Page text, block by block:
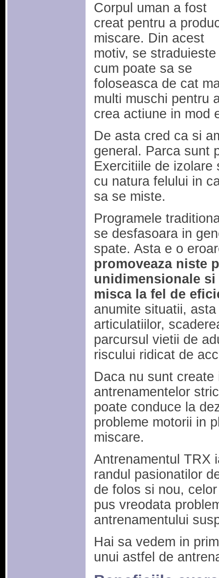
Corpul uman a fost
creat pentru a
miscare. Din acest
motiv, se straduieste
cum poate sa se
foloseasca de cat
multi muschi pentru
crea actiune in mod
De asta cred ca si
general. Parca sunt
Exercitiile de izolare
cu natura felului in
sa se miste.
Programele
se desfasoara in
spate. Asta e o
promoveaza niste
unidimensionale si
misca la fel de
anumite situatii,
articulatiilor,
parcursul vietii de
riscului ridicat de
Daca nu sunt
antrenamentelor
poate conduce la
probleme motorii in
miscare.
Antrenamentul TRX
randul pasionatilor
de folos si nou,
pus vreodata
antrenamentului
Hai sa vedem in
unui astfel de